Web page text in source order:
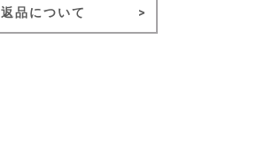
返品について